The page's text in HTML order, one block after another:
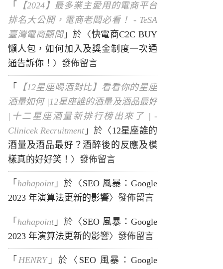
「
【2024】最多業主愛用的電商平台
排名大公開，電商老闆必看！ - TeSA
臺灣電商顧問」於〈快電商C2C BUY
懶人包，如何加入及獎金制度一次通
通告訴你！ 〉發佈留言
「
【12星座喝酒對比】看看你的星座
酒量如何 |12星座誰的酒量及酒品最好
|十二星座酒量新排行榜出來了 | -
Clinicek Recruitment 」於〈 12星座誰的
酒量及酒品最好？酒醉後的反應及模
樣真的好好笑！ 〉發佈留言
「 hahapoint 」於〈 SEO 風暴：Google
2023 年演算法更新的影響〉發佈留言
「 hahapoint 」於〈 SEO 風暴：Google
2023 年演算法更新的影響〉發佈留言
「 HENRY」於〈 SEO 風暴：Google